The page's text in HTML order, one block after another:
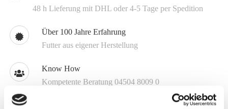
48 h Lieferung mit DHL oder 4-5 Tage per Spedition
Über 100 Jahre Erfahrung
Futter aus eigener Herstellung
Know How
Kompetente Beratung 04504 8009 0